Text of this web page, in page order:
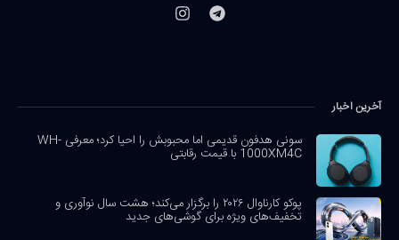
آخرین اخبار
سونی هدفون قدیمی اما محبوبش را احیا کرد؛ معرفی WH-
1000XM4C با قیمت رقابتی
پوکو کارناوال ۲۰۲۶ را برگزار می‌کند؛ هشت سال نوآوری و
تخفیف‌های ویژه برای گوشی‌های جدید